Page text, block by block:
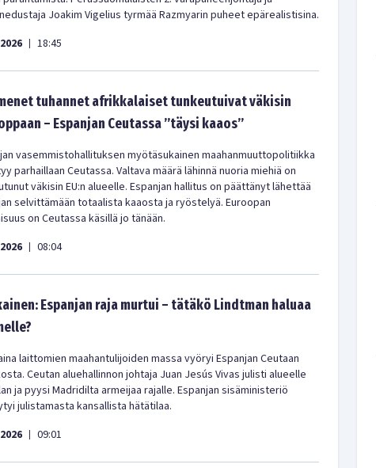
Joakim Vigelius tyrmää Razmyarin puheet epärealistisina.
| 18:45
tuhannet afrikkalaiset tunkeutuivat väkisin
– Espanjan Ceutassa ”täysi kaaos”
vasemmistohallituksen myötäsukainen maahanmuuttopolitiikka
parhaillaan Ceutassa. Valtava määrä lähinnä nuoria miehiä on
väkisin EU:n alueelle. Espanjan hallitus on päättänyt lähettää
selvittämään totaalista kaaosta ja ryöstelyä. Euroopan
on Ceutassa käsillä jo tänään.
| 08:04
Espanjan raja murtui – tätäkö Lindtman haluaa
laittomien maahantulijoiden massa vyöryi Espanjan Ceutaan
Ceutan aluehallinnon johtaja Juan Jesús Vivas julisti alueelle
ja pyysi Madridilta armeijaa rajalle. Espanjan sisäministeriö
julistamasta kansallista hätätilaa.
| 09:01